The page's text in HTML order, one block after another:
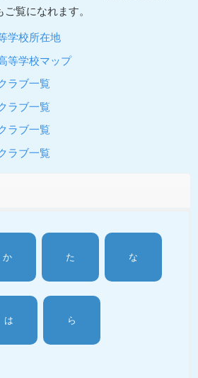
覧になれます。
学校所在地
等学校マップ
ラブ一覧
ラブ一覧
ラブ一覧
ラブ一覧
か た な
は ら